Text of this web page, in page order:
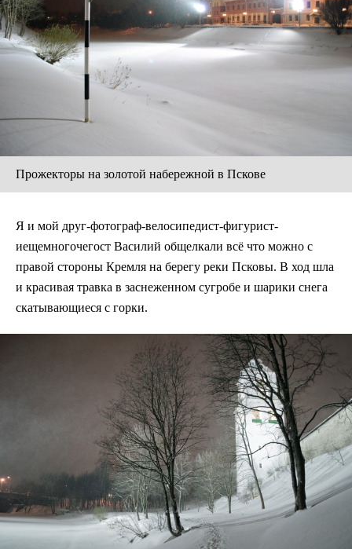
Прожекторы на золотой набережной в Пскове
Я и мой друг-фотограф-велосипедист-фигурист-
иещемногочегост Василий общелкали всё что можно с
правой стороны Кремля на берегу реки Псковы. В ход шла
и красивая травка в заснеженном сугробе и шарики снега
скатывающиеся с горки.